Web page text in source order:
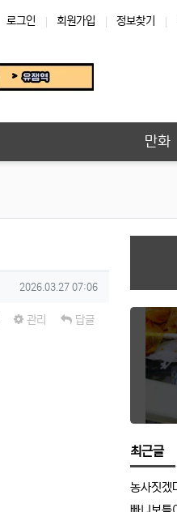
로그인 회원가입 정보찾기
만화
작성일
2026.03.27 07:06
관리 답글
최근글